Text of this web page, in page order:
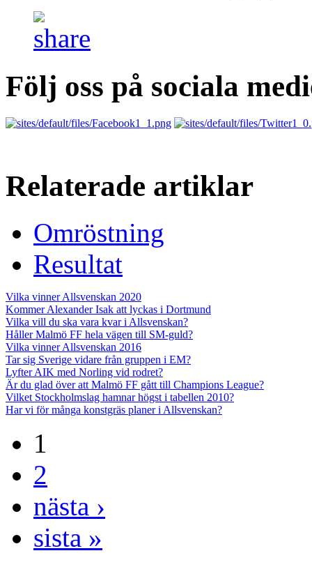
Följ oss på sociala
Relaterade artiklar
Omröstning
Resultat
Vilka vinner Allsvenskan 2020
Kommer Alexander Isak att lyckas i Dortmund
Vilka vill du ska vara kvar i Allsvenskan?
Håller Malmö FF hela vägen till SM-guld?
Vilka vinner Allsvenskan 2016
Tar sig Sverige vidare från gruppen i EM?
Lyfter AIK med Norling vid rodret?
Är du glad över att Malmö FF gått till Champions League?
Vilket Stockholmslag hamnar högst i tabellen 2010?
Har vi för många konstgräs planer i Allsvenskan?
1
2
nästa ›
sista »